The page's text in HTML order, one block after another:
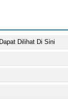
Dilihat Di Sini